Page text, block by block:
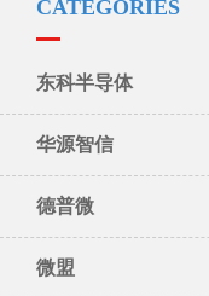
CATEGORIES
东科半导体
华源智信
德普微
微盟